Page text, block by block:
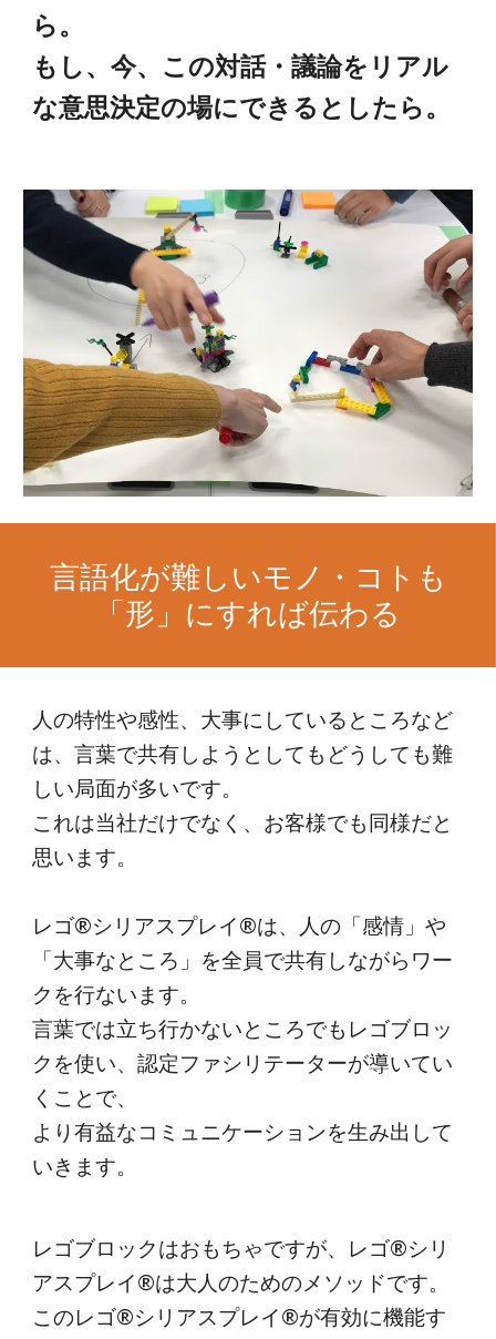
ら。
もし、今、この対話・議論をリアル
な意思決定の場にできるとしたら。
言語化が難しいモノ・コトも
「形」にすれば伝わる
人の特性や感性、大事にしているところなど
は、言葉で共有しようとしてもどうしても難
しい局面が多いです。
これは当社だけでなく、お客様でも同様だと
思います。
レゴ®シリアスプレイ®は、人の「感情」や
「大事なところ」を全員で共有しながらワー
クを行ないます。
言葉では立ち行かないところでもレゴブロッ
クを使い、認定ファシリテーターが導いてい
くことで、
より有益なコミュニケーションを生み出して
いきます。
レゴブロックはおもちゃですが、レゴ®シリ
アスプレイ®は大人のためのメソッドです。
このレゴ®シリアスプレイ®が有効に機能す